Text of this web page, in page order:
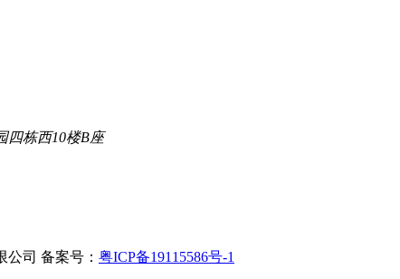
四栋西10楼B座
司 备案号： 粤ICP备19115586号-1